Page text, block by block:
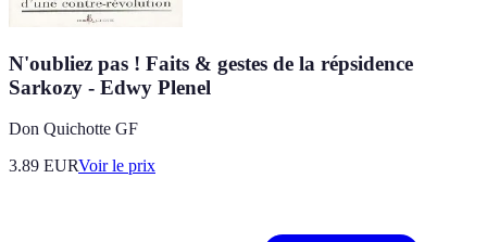
N'oubliez pas ! Faits & gestes de la répsidence
Sarkozy - Edwy Plenel
Don Quichotte GF
3.89 EURVoir le prix